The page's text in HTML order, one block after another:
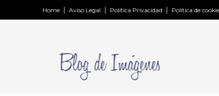
Home Aviso Legal Política Privacidad Política de